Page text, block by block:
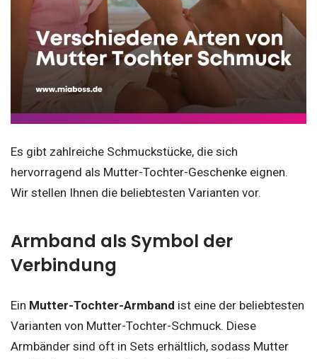
Es gibt zahlreiche Schmuckstücke, die sich
hervorragend als Mutter-Tochter-Geschenke eignen.
Wir stellen Ihnen die beliebtesten Varianten vor.
Armband als Symbol der
Verbindung
Ein Mutter-Tochter-Armband ist eine der beliebtesten
Varianten von Mutter-Tochter-Schmuck. Diese
Armbänder sind oft in Sets erhältlich, sodass Mutter